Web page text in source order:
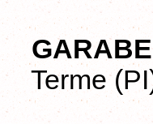
Terme